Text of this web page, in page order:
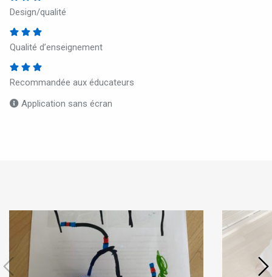
Design/qualité
Qualité d’enseignement
Recommandée aux éducateurs
Application sans écran